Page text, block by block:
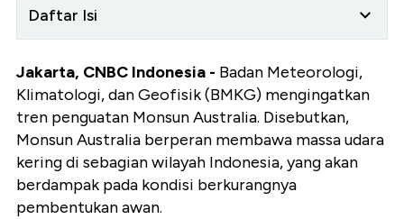
Daftar Isi
Jakarta, CNBC Indonesia - Badan Meteorologi,
Klimatologi, dan Geofisik (BMKG) mengingatkan
tren penguatan Monsun Australia. Disebutkan,
Monsun Australia berperan membawa massa udara
kering di sebagian wilayah Indonesia, yang akan
berdampak pada kondisi berkurangnya
pembentukan awan.